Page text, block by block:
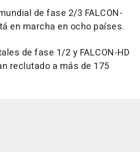
de fase 2/3 FALCON-
en marcha en ocho países.
de fase 1/2 y FALCON-HD
reclutado a más de 175